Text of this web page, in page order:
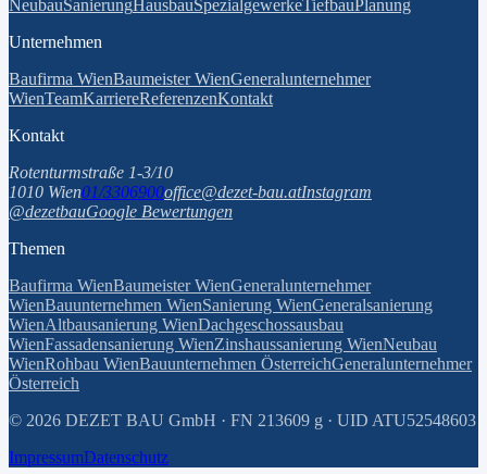
NeubauSanierungHausbauSpezialgewerkeTiefbauPlanung
Unternehmen
Baufirma WienBaumeister WienGeneralunternehmer
WienTeamKarriereReferenzenKontakt
Kontakt
Rotenturmstraße 1-3/10
1010 Wien01/3306900office@dezet-bau.atInstagram
@dezetbauGoogle Bewertungen
Themen
Baufirma WienBaumeister WienGeneralunternehmer
WienBauunternehmen WienSanierung WienGeneralsanierung
WienAltbausanierung WienDachgeschossausbau
WienFassadensanierung WienZinshaussanierung WienNeubau
WienRohbau WienBauunternehmen ÖsterreichGeneralunternehmer
Österreich
© 2026 DEZET BAU GmbH · FN 213609 g · UID ATU52548603
ImpressumDatenschutz